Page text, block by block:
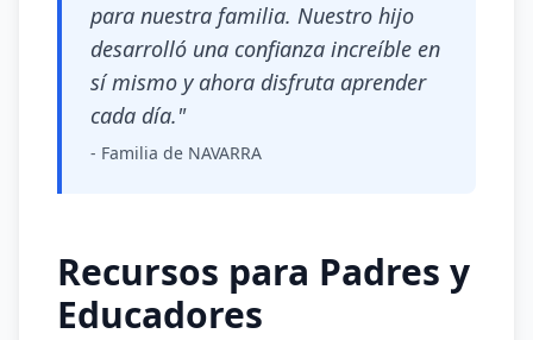
para nuestra familia. Nuestro hijo
desarrolló una confianza increíble en
sí mismo y ahora disfruta aprender
cada día."
- Familia de NAVARRA
Recursos para Padres y
Educadores